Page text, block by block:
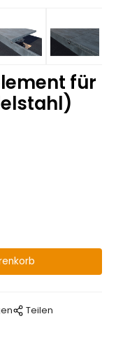
für
Teilen